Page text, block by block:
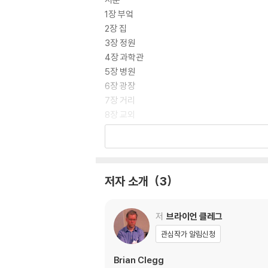
1장 부엌
2장 집
3장 정원
4장 과학관
5장 병원
6장 광장
7장 거리
8장 교외
9장 해안지대
13장 대우주
찾아보기
옮긴이의 말
저자 소개 3
저 브라이언 클레그
관심작가 알림신청
Brian Clegg